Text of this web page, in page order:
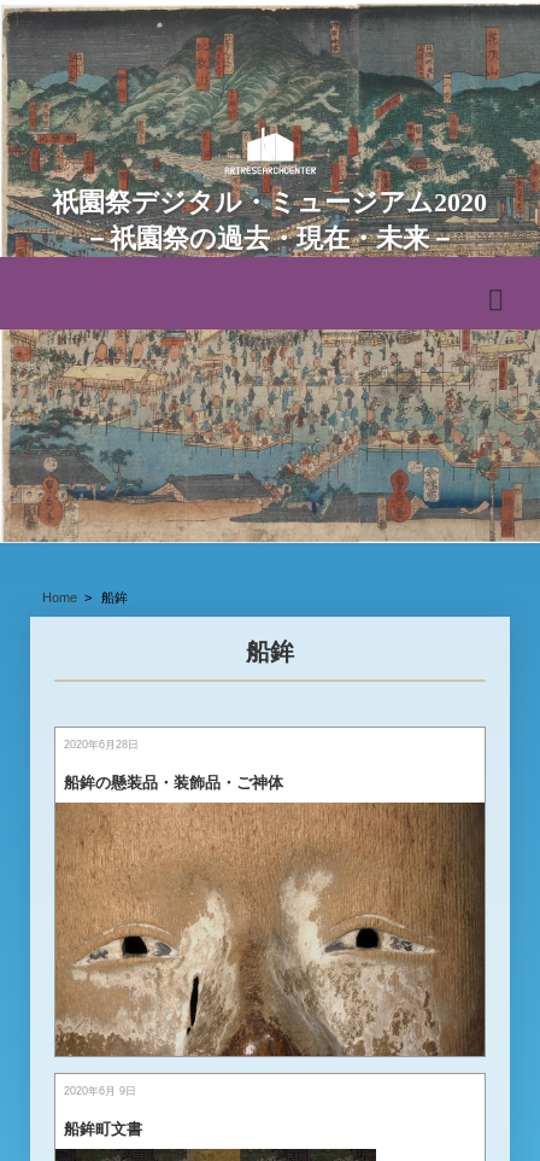
祇園祭デジタル・ミュージアム2020
－祇園祭の過去・現在・未来－
Home 船鉾
船鉾
2020年6月28日
船鉾の懸装品・装飾品・ご神体
2020年6月 9日
船鉾町文書